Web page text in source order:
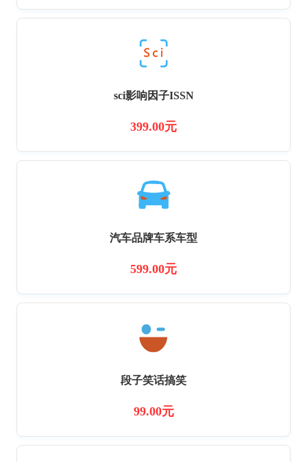
sci影响因子ISSN
399.00元
汽车品牌车系车型
599.00元
段子笑话搞笑
99.00元